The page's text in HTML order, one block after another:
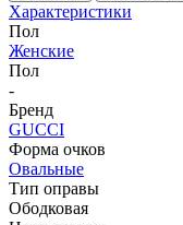
Характеристики
Пол
Женские
Пол
-
Бренд
GUCCI
Форма очков
Овальные
Тип оправы
Ободковая